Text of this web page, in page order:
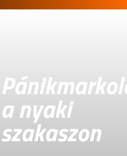
a nyaki
szakaszon